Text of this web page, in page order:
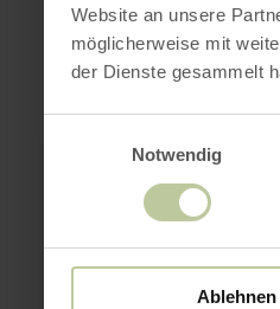
Website an unsere
möglicherweise mit
der Dienste gesammelt
Notwendig
Ablehnen